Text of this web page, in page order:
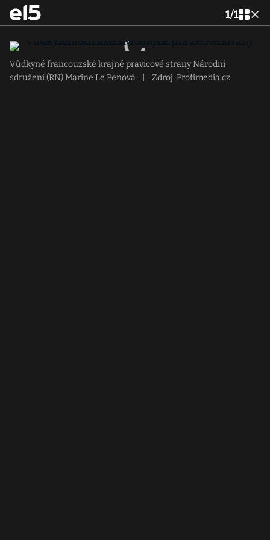
1/1
Vůdkyně francouzské krajně pravicové strany Národní
sdružení (RN) Marine Le Penová.
Zdroj: Profimedia.cz